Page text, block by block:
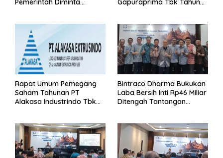
Pemerintah Diminta
Gapuraprima Tbk Tahun
Rapat Umum Pemegang
Saham Tahunan PT
Alakasa Industrindo Tbk
Bintraco Dharma Bukukan
Laba Bersih Inti Rp46 Miliar
Ditengah Tantangan